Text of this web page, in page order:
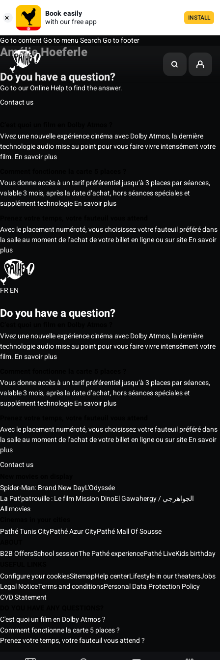
Book easily
with our free app
INSTALL
Go to contentGo to menuSearchGo to footer
Amélie Hoeferle
Do you have a question?
Go to our Online Help to find the answer.
Contact us
Vivez une nouvelle expérience cinéma avec Dolby Atmos, la dernière
technologie audio mise au point pour vous faire vivre intensément votre
film. En savoir plus
Vous donne accès à un tarif préférentiel jusqu’à 3 places par séances,
valable 3 mois, après la date d’achat, hors séances spéciales et
supplément technologieEn savoir plus
Avec le placement numéroté, vous choisissez votre fauteuil préféré dans
la salle au moment de l’achat de votre billet en ligne ou sur siteEn savoir
plus
FREN
Do you have a question?
Vivez une nouvelle expérience cinéma avec Dolby Atmos, la dernière
technologie audio mise au point pour vous faire vivre intensément votre
film. En savoir plus
Vous donne accès à un tarif préférentiel jusqu’à 3 places par séances,
valable 3 mois, après la date d’achat, hors séances spéciales et
supplément technologieEn savoir plus
Avec le placement numéroté, vous choisissez votre fauteuil préféré dans
la salle au moment de l’achat de votre billet en ligne ou sur siteEn savoir
plus
Contact us
Spider-Man: Brand New DayL'Odyssée
La Pat'patrouille : Le film Mission Dino
El Gawahergy / الجواهرجي
All movies
Pathé Tunis CityPathé Azur CityPathé Mall Of Sousse
B2B OffersSchool sessionThe Pathé experiencePathé LiveKids birthday
Configure your cookiesSitemapHelp centerLifestyle in our theatersJobs
Legal NoticeTerms and conditionsPersonal Data Protection Policy
CVD Statement
C'est quoi un film en Dolby Atmos ?
Comment fonctionne la carte 5 places ?
Prenez votre temps, votre fauteuil vous attend ?